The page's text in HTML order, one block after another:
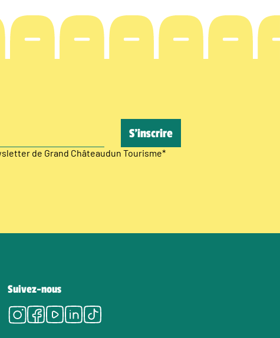
de Grand Châteaudun Tourisme*
Suivez-nous
Instagram
Facebook
Youtube
LinkedIn
Tiktok